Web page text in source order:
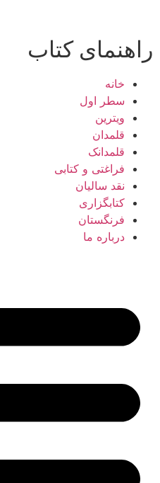
راهنمای کتاب
خانه
سطر اول
ویترین
قلمدان
قلمدانک
فراغتی و کتابی
نقد سالیان
کتابگزاری
فرنگستان
درباره ما